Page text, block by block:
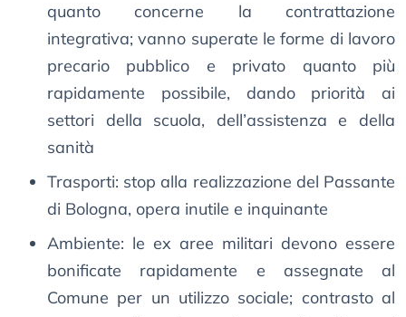
quanto concerne la contrattazione
integrativa; vanno superate le forme di lavoro
precario pubblico e privato quanto più
rapidamente possibile, dando priorità ai
settori della scuola, dell’assistenza e della
sanità
Trasporti: stop alla realizzazione del Passante
di Bologna, opera inutile e inquinante
Ambiente: le ex aree militari devono essere
bonificate rapidamente e assegnate al
Comune per un utilizzo sociale; contrasto al